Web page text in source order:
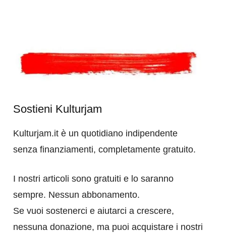
Sostieni Kulturjam
Kulturjam.it è un quotidiano indipendente
senza finanziamenti, completamente gratuito.
I nostri articoli sono gratuiti e lo saranno
sempre. Nessun abbonamento.
Se vuoi sostenerci e aiutarci a crescere,
nessuna donazione, ma puoi acquistare i nostri